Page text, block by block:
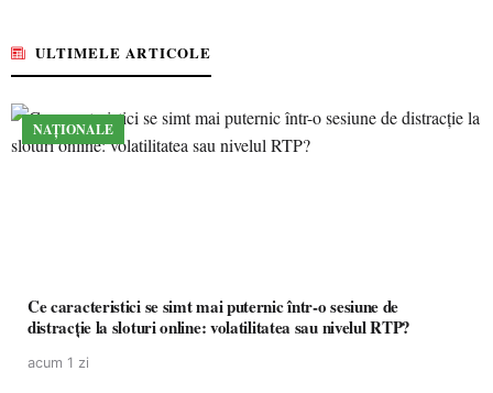
ULTIMELE ARTICOLE
NAȚIONALE
Ce caracteristici se simt mai puternic într-o sesiune de
distracție la sloturi online: volatilitatea sau nivelul RTP?
acum 1 zi